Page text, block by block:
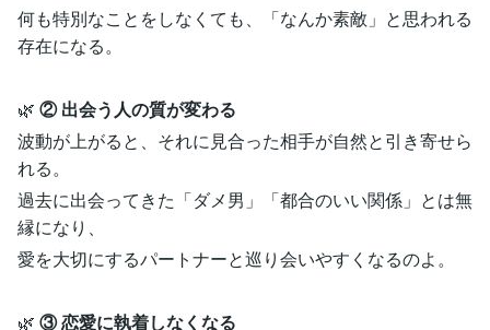
何も特別なことをしなくても、「なんか素敵」と思われる
存在になる。
🌿 ② 出会う人の質が変わる
波動が上がると、それに見合った相手が自然と引き寄せら
れる。
過去に出会ってきた「ダメ男」「都合のいい関係」とは無
縁になり、
愛を大切にするパートナーと巡り会いやすくなるのよ。
🌿 ③ 恋愛に執着しなくなる